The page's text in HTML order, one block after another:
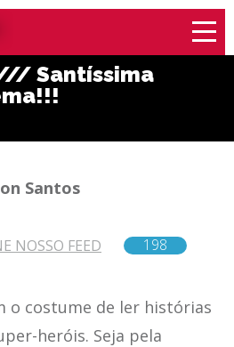
Santíssima
Santos
NOSSO FEED 198
o costume de ler histórias
heróis. Seja pela